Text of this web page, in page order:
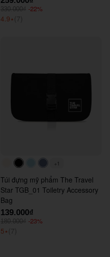
330.000₫ -22%
4.9⭑ (7)
#faf0e6#000000#ADD8E6
+1
Túi đựng mỹ phẩm The Travel
Star TGB_01 Toiletry Accessory
Bag
139.000₫
180.000₫ -23%
5⭑ (7)